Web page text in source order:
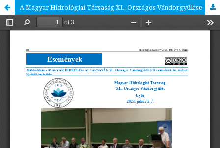
A Magyar Hidrológiai Társaság XL. Országos Vándorgyűlése